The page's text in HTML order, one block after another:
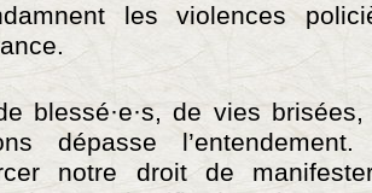
les violences
blessé·e·s, de vies brisées,
­dépasse
notre droit de